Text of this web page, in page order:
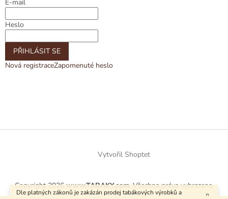
Dle platných zákonů je zakázán prodej tabákových výrobků a
E-mail
Heslo
PŘIHLÁSIT SE
Nová registraceZapomenuté heslo
Vytvořil Shoptet
Copyright 2026www.TABAKY.com. Všechna práva vyhrazena.